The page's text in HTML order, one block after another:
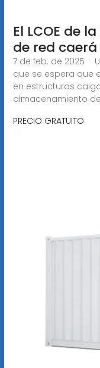
El LCOE de
de red caerá
7 de feb. de 2025 ·
que se espera que
en estructuras caiga
almacenamiento de
PRECIO GRATUITO